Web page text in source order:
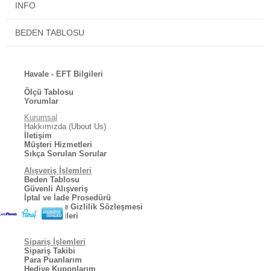
INFO
BEDEN TABLOSU
Havale - EFT Bilgileri
Ölçü Tablosu
Yorumlar
Kurumsal
Hakkımızda (Ubout Us)
İletişim
Müşteri Hizmetleri
Sıkça Sorulan Sorular
Alışveriş İşlemleri
Beden Tablosu
Güvenli Alışveriş
İptal ve İade Prosedürü
Kullanıcı ve Gizlilik Sözleşmesi
Kargo Bilgileri
Sipariş İşlemleri
Sipariş Takibi
Para Puanlarım
Hediye Kuponlarım